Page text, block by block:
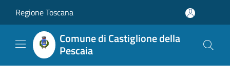
Regione Toscana
Comune di Castiglione della
Pescaia